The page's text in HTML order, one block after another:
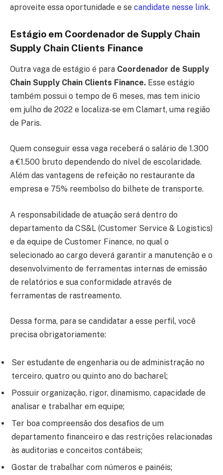
aproveite essa oportunidade e se candidate nesse link.
Estágio em Coordenador de Supply Chain
Supply Chain Clients Finance
Outra vaga de estágio é para Coordenador de Supply
Chain Supply Chain Clients Finance. Esse estágio
também possui o tempo de 6 meses, mas tem inicio
em julho de 2022 e localiza-se em Clamart, uma região
de Paris.
Quem conseguir essa vaga receberá o salário de 1.300
a €1.500 bruto dependendo do nível de escolaridade.
Além das vantagens de refeição no restaurante da
empresa e 75% reembolso do bilhete de transporte.
A responsabilidade de atuação será dentro do
departamento da CS&L (Customer Service & Logistics)
e da equipe de Customer Finance, no qual o
selecionado ao cargo deverá garantir a manutenção e o
desenvolvimento de ferramentas internas de emissão
de relatórios e sua conformidade através de
ferramentas de rastreamento.
Dessa forma, para se candidatar a esse perfil, você
precisa obrigatoriamente:
Ser estudante de engenharia ou de administração no
terceiro, quatro ou quinto ano do bacharel;
Possuir organização, rigor, dinamismo, capacidade de
analisar e trabalhar em equipe;
Ter boa compreensão dos desafios de um
departamento financeiro e das restrições relacionadas
às auditorias e conceitos contábeis;
Gostar de trabalhar com números e painéis;